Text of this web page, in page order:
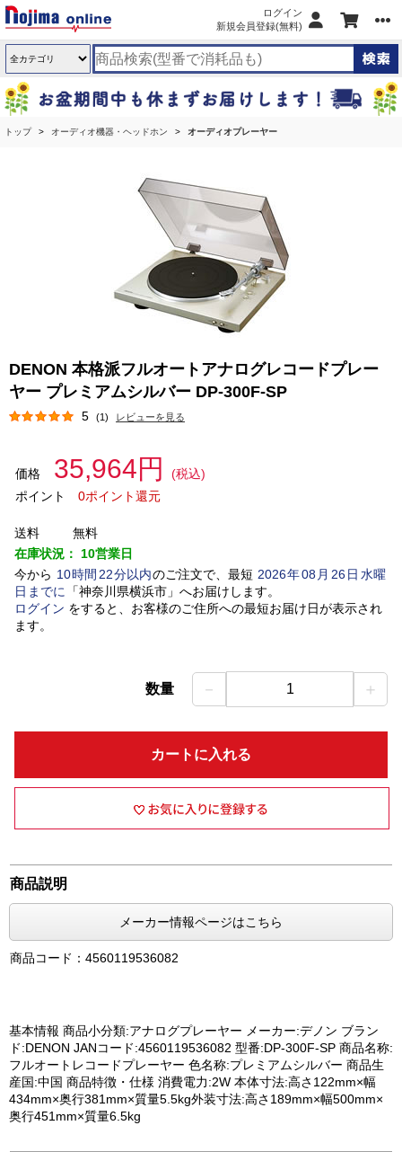
ログイン
新規会員登録(無料)
トップ オーディオ機器・ヘッドホン オーディオプレーヤー
DENON 本格派フルオートアナログレコードプレー
ヤー プレミアムシルバー DP-300F-SP
5 (1) レビューを見る
価格 35,964円
(税込)
ポイント
0ポイント還元
送料
無料
在庫状況： 10営業日
今から 10時間 22分以内のご注文で、最短 2026年08 月 26日水曜
日 までに 「神奈川県横浜市」 へお届けします。
ログイン をすると、お客様のご住所への最短お届け日が表示され
ます。
数量 － 1 ＋
カートに入れる
商品説明
メーカー情報ページはこちら
商品コード：4560119536082
基本情報 商品小分類:アナログプレーヤー メーカー:デノン ブラン
ド:DENON JANコード:4560119536082 型番:DP-300F-SP 商品名称:
フルオートレコードプレーヤー 色名称:プレミアムシルバー 商品生
産国:中国 商品特徴・仕様 消費電力:2W 本体寸法:高さ122mm×幅
434mm×奥行381mm×質量5.5kg外装寸法:高さ189mm×幅500mm×
奥行451mm×質量6.5kg